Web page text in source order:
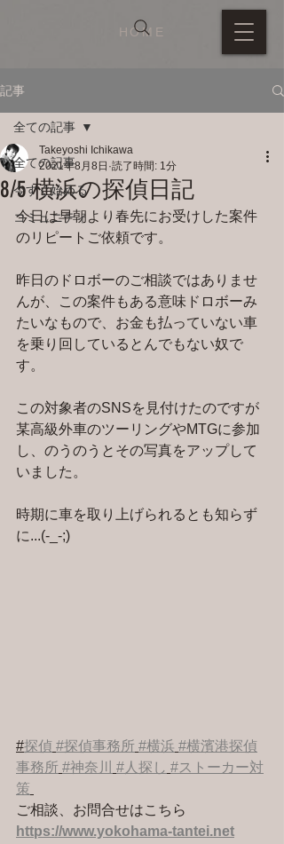
HOME
記事
全ての記事
今すぐ始める
コミュニティ
全ての記事
8/5 横浜の探偵日記
Takeyoshi Ichikawa
2021年8月8日 読了時間: 1分
今日は早朝より春先にお受けした案件
のリピートご依頼です。
昨日のドロボーのご相談ではありませ
んが、この案件もある意味ドロボーみ
たいなもので、お金も払っていない車
を乗り回しているとんでもない奴で
す。
この対象者のSNSを見付けたのですが
某高級外車のツーリングやMTGに参加
し、のうのうとその写真をアップして
いました。
時期に車を取り上げられるとも知らず
に...(-_-;)
#探偵 #探偵事務所 #横浜 #横濱港探偵
事務所 #神奈川 #人探し #ストーカー対
策
ご相談、お問合せはこちら
https://www.yokohama-tantei.net